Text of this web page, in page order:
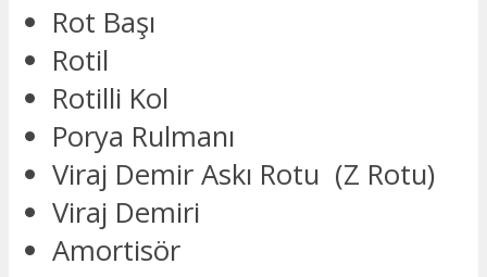
Rot Başı
Rotil
Rotilli Kol
Porya Rulmanı
Viraj Demir Askı Rotu (Z Rotu)
Viraj Demiri
Amortisör